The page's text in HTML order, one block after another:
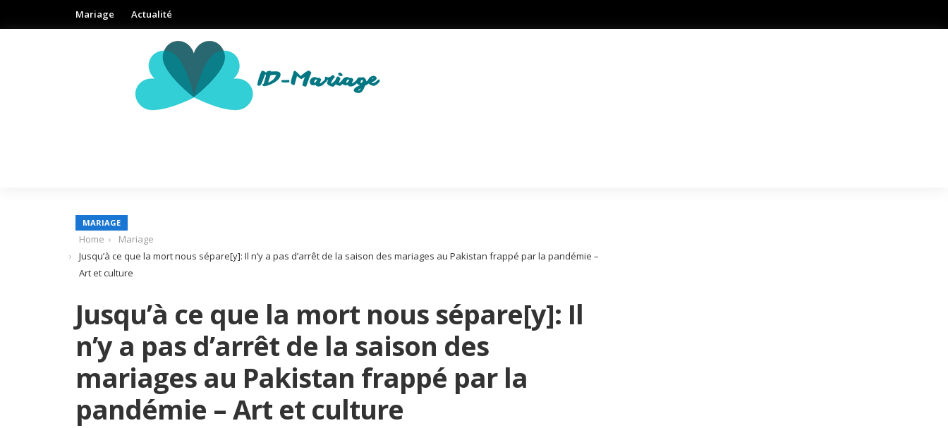
Mariage Actualité
MARIAGE
Home
Mariage
Jusqu’à ce que la mort nous sépare[y]: Il n’y a pas d’arrêt de la saison des mariages au Pakistan frappé par la pandémie –
Art et culture
Jusqu’à ce que la mort nous sépare[y]: Il
n’y a pas d’arrêt de la saison des
mariages au Pakistan frappé par la
pandémie – Art et culture